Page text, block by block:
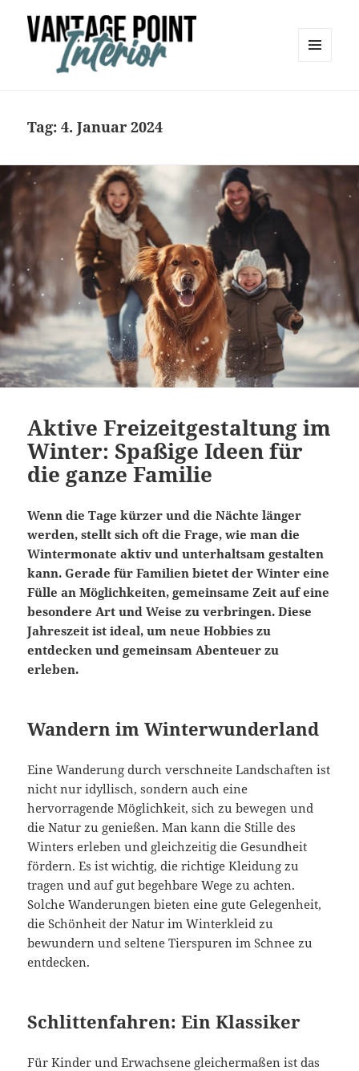
Tag:4. Januar 2024
Aktive Freizeitgestaltung im
Winter: Spaßige Ideen für
die ganze Familie
Wenn die Tage kürzer und die Nächte länger
werden, stellt sich oft die Frage, wie man die
Wintermonate aktiv und unterhaltsam gestalten
kann. Gerade für Familien bietet der Winter eine
Fülle an Möglichkeiten, gemeinsame Zeit auf eine
besondere Art und Weise zu verbringen. Diese
Jahreszeit ist ideal, um neue Hobbies zu
entdecken und gemeinsam Abenteuer zu
erleben.
Wandern im Winterwunderland
Eine Wanderung durch verschneite Landschaften ist
nicht nur idyllisch, sondern auch eine
hervorragende Möglichkeit, sich zu bewegen und
die Natur zu genießen. Man kann die Stille des
Winters erleben und gleichzeitig die Gesundheit
fördern. Es ist wichtig, die richtige Kleidung zu
tragen und auf gut begehbare Wege zu achten.
Solche Wanderungen bieten eine gute Gelegenheit,
die Schönheit der Natur im Winterkleid zu
bewundern und seltene Tierspuren im Schnee zu
entdecken.
Schlittenfahren: Ein Klassiker
Für Kinder und Erwachsene gleichermaßen ist das